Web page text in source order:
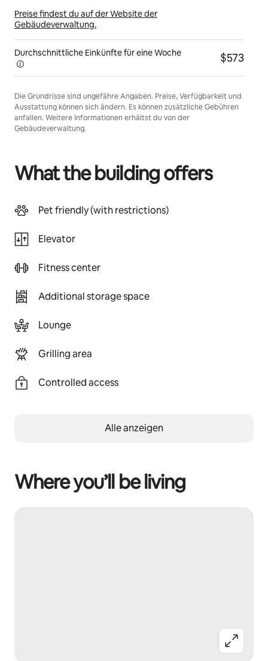
Preise findest du auf der Website der
Gebäudeverwaltung.
Durchschnittliche Einkünfte für eineWoche $573
Die Grundrisse sind ungefähre Angaben. Preise, Verfügbarkeit und
Ausstattung können sich ändern. Es können zusätzliche Gebühren
anfallen. Weitere Informationen erhältst du von der
Gebäudeverwaltung.
What the building offers
Pet friendly (with restrictions)
Elevator
Fitness center
Additional storage space
Lounge
Grilling area
Controlled access
Alle anzeigen
Where you’ll be living